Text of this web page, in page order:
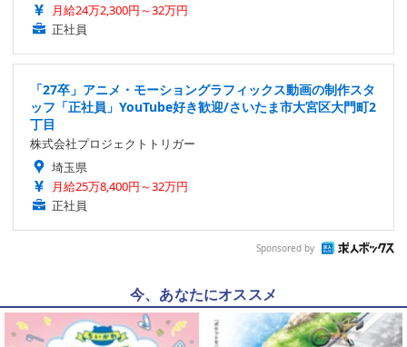
月給24万2,300円～32万円
正社員
「27卒」アニメ・モーショングラフィックス動画の制作スタ
ッフ「正社員」YouTube好き歓迎/さいたま市大宮区大門町2
丁目
株式会社プロジェクトトリガー
埼玉県
月給25万8,400円～32万円
正社員
Sponsored by
今、あなたにオススメ